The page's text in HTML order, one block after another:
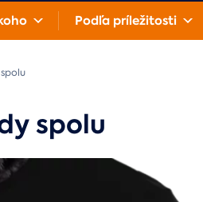
Podľa príležitosti
spolu